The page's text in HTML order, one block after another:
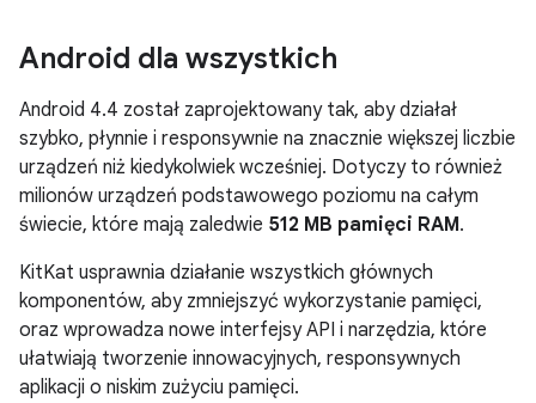
Android dla wszystkich
Android 4.4 został zaprojektowany tak, aby działał
szybko, płynnie i responsywnie na znacznie większej liczbie
urządzeń niż kiedykolwiek wcześniej. Dotyczy to również
milionów urządzeń podstawowego poziomu na całym
świecie, które mają zaledwie 512 MB pamięci RAM.
KitKat usprawnia działanie wszystkich głównych
komponentów, aby zmniejszyć wykorzystanie pamięci,
oraz wprowadza nowe interfejsy API i narzędzia, które
ułatwiają tworzenie innowacyjnych, responsywnych
aplikacji o niskim zużyciu pamięci.